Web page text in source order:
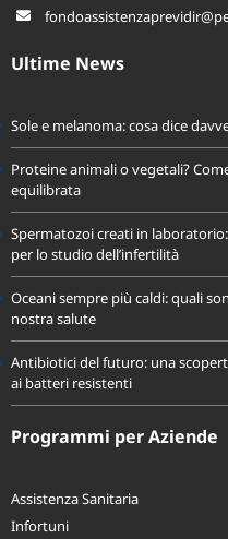
fondo.assistenza@previdir.it
Sole e melanoma: cosa dice
Proteine animali o vegetali?
equilibrata
Spermatozoi creati in
per lo studio dell’infertilità
Oceani sempre più caldi: quali
nostra salute
Antibiotici del futuro: una
ai batteri resistenti
Assistenza Sanitaria